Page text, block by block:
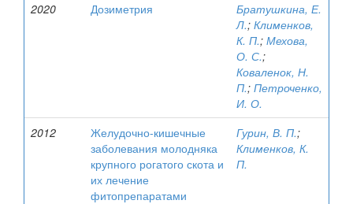
2020
Дозиметрия
Братушкина, Е.
Л.; Клименков,
К. П.; Мехова,
О. С.;
Коваленок, Н.
П.; Петроченко,
И. О.
2012
Желудочно-кишечные
заболевания молодняка
крупного рогатого скота и
их лечение
фитопрепаратами
Гурин, В. П.;
Клименков, К.
П.